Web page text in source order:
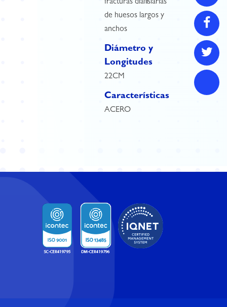
fracturas diafisiarias
de huesos largos y
anchos
Diámetro y
Longitudes
22CM
Características
ACERO